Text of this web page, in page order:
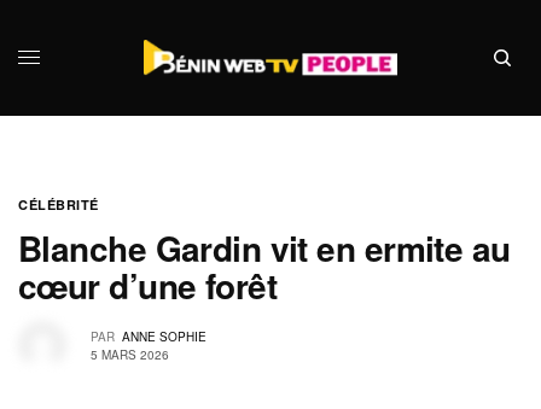
CÉLÉBRITÉ
Blanche Gardin vit en ermite au
cœur d’une forêt
PAR ANNE SOPHIE
5 MARS 2026